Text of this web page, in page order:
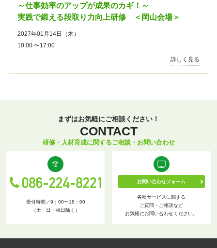
～仕事効率のアップが成果のカギ！～
実践で鍛える段取り力向上研修 ＜岡山会場＞
2027年01月14日（木）
10:00 〜17:00
詳しく見る
まずはお気軽にご相談ください！
CONTACT
研修・人材育成に関するご相談・お問い合わせ
受付時間／9：00〜18：00
（土・日・祝日除く）
お問い合わせフォーム
各種サービスに関する
ご質問・ご相談など
お気軽にお問い合わせください。